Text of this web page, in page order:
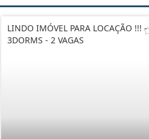
LINDO IMÓVEL PARA LOCAÇÃO !!! -
3DORMS - 2 VAGAS